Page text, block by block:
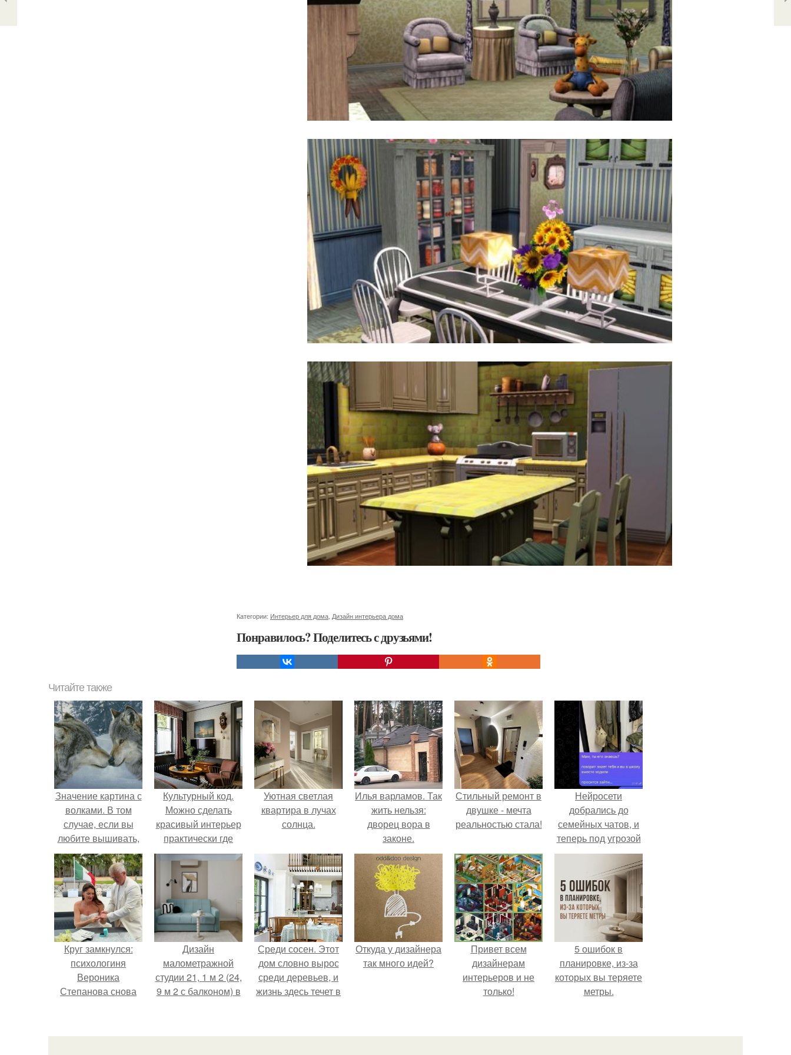
Категории: Интерьер для дома Дизайн интерьера дома
Понравилось? Поделитесь с друзьями!
Читайте также
Значение картина с
волками. В том
случае, если вы
любите вышивать,
то наверняка
задумывались о
том, что означает та
или иная вышитая
вами картина.
Культурный код.
Можно сделать
красивый интерьер
практически где
угодно.
Уютная светлая
квартира в лучах
солнца.
Илья варламов. Так
жить нельзя:
дворец вора в
законе.
Стильный ремонт в
двушке - мечта
реальностью стала!
Нейросети
добрались до
семейных чатов, и
теперь под угрозой
мамины нервы.
Круг замкнулся:
психологиня
Вероника
Степанова снова
бывшего мужа.
Дизайн
малометражной
студии 21, 1 м 2 (24,
9 м 2 с балконом) в
Среди сосен. Этот
дом словно вырос
среди деревьев, и
жизнь здесь течет в
спешки и лишнего
Откуда у дизайнера
так много идей?
Привет всем
дизайнерам
интерьеров и не
только!
5 ошибок в
планировке, из-за
которых вы теряете
метры.